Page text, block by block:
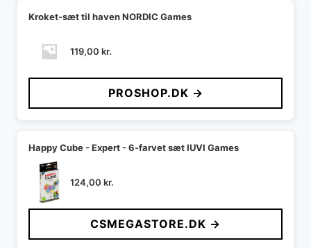
Kroket-sæt til haven NORDIC Games
119,00 kr.
PROSHOP.DK →
Happy Cube - Expert - 6-farvet sæt IUVI Games
124,00 kr.
CSMEGASTORE.DK →